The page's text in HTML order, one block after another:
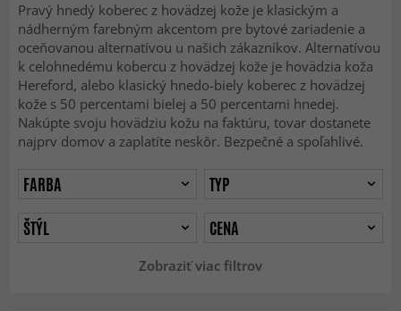
Pravý hnedý koberec z hovädzej kože je klasickým a
nádherným farebným akcentom pre bytové zariadenie a
oceňovanou alternatívou u našich zákazníkov. Alternatívou
k celohnedému kobercu z hovädzej kože je hovädzia koža
Hereford, alebo klasický hnedo-biely koberec z hovädzej
kože s 50 percentami bielej a 50 percentami hnedej.
Nakúpte svoju hovädziu kožu na faktúru, tovar dostanete
najprv domov a zaplatíte neskôr. Bezpečné a spoľahlivé.
Zobraziť viac filtrov
FARBA
TYP
ŠTÝL
CENA